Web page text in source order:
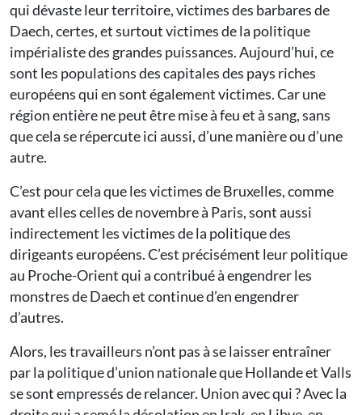
qui dévaste leur territoire, victimes des barbares de
Daech, certes, et surtout victimes de la politique
impérialiste des grandes puissances. Aujourd’hui, ce
sont les populations des capitales des pays riches
européens qui en sont également victimes. Car une
région entière ne peut être mise à feu et à sang, sans
que cela se répercute ici aussi, d’une manière ou d’une
autre.
C’est pour cela que les victimes de Bruxelles, comme
avant elles celles de novembre à Paris, sont aussi
indirectement les victimes de la politique des
dirigeants européens. C’est précisément leur politique
au Proche-Orient qui a contribué à engendrer les
monstres de Daech et continue d’en engendrer
d’autres.
Alors, les travailleurs n’ont pas à se laisser entraîner
par la politique d’union nationale que Hollande et Valls
se sont empressés de relancer. Union avec qui ? Avec la